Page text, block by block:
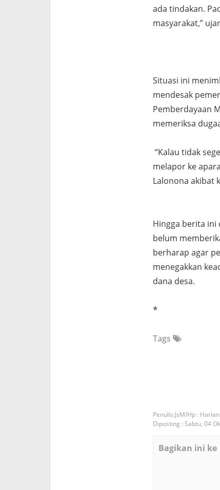
ada tindakan.
masyarakat,”
Situasi ini
mendesak
Pemberdayaan
memeriksa
“Kalau tidak
melapor ke
Lalonona akibat
Hingga berita ini
belum
berharap agar
menegakkan
dana desa.
*
Tags
JsM/Hp :
Diposting : Sabtu, 04
Bagikan ini ke